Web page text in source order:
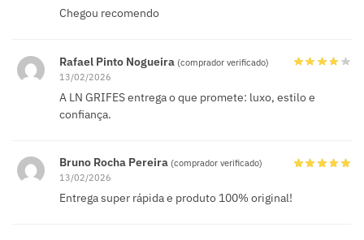
Chegou recomendo
Rafael Pinto Nogueira (comprador verificado)
13/02/2026
A LN GRIFES entrega o que promete: luxo, estilo e
confiança.
Bruno Rocha Pereira (comprador verificado)
13/02/2026
Entrega super rápida e produto 100% original!